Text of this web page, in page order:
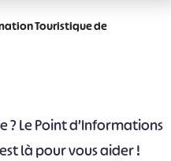
Touristique de
? Le Point d’Informations
là pour vous aider !